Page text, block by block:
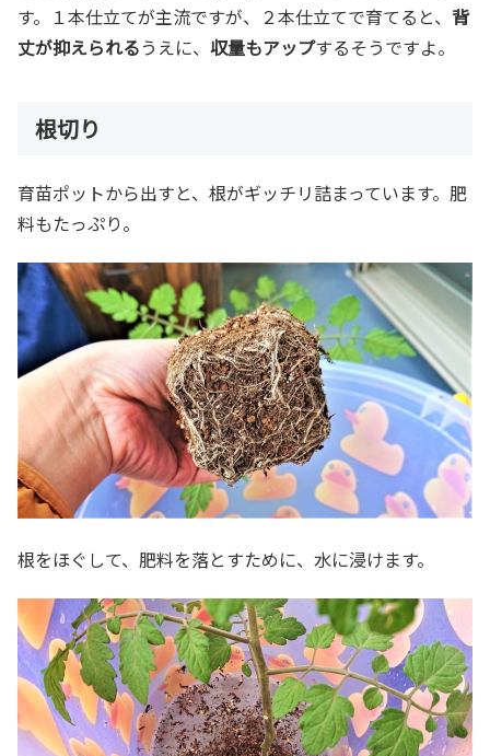
す。１本仕立てが主流ですが、２本仕立てで育てると、 背
丈が抑えられるうえに、 収量もアップするそうですよ。
根切り
育苗ポットから出すと、根がギッチリ詰まっています。肥
料もたっぷり。
根をほぐして、肥料を落とすために、水に浸けます。